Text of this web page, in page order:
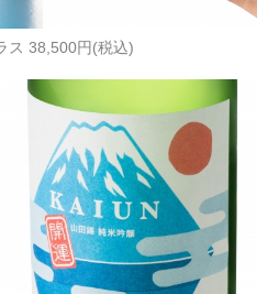
ス 38,500円(税込)